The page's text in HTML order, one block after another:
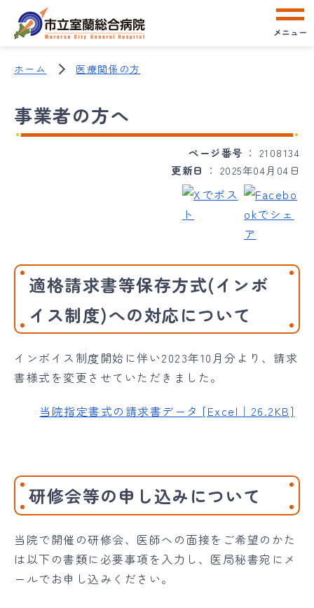
メニュー
ホーム 医療関係の方
事業者の方へ
ページ番号
2108134
更新日
2025年04月04日
適格請求書等保存方式(インボ
イス制度)への対応について
インボイス制度開始に伴い2023年10月分より、請求
書様式を変更させていただきました。
当院指定書式の請求書データ [Excel｜26.2KB]
研修会等の申し込みについて
当院で開催の研修会、医師への面接をご希望のかた
は以下の書類に必要事項を入力し、医局秘書宛にメ
ールでお申し込みください。